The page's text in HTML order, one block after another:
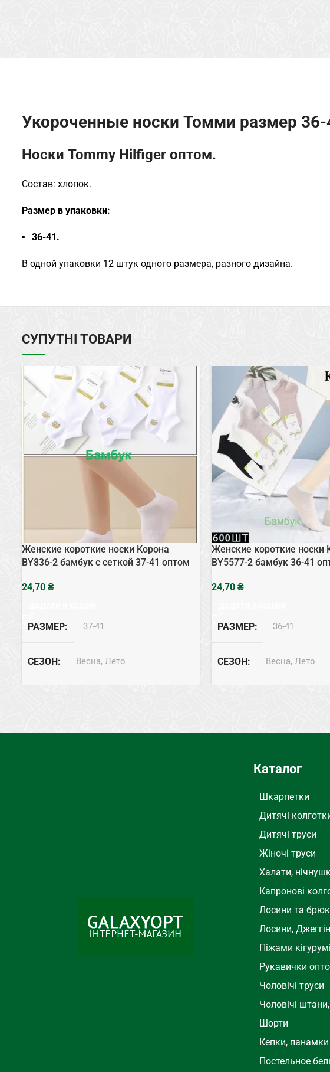
Укороченные носки Томми размер 36-
Носки Tommy Hilfiger оптом.
Состав: хлопок.
Размер в упаковки:
36-41.
В одной упаковки 12 штук одного размера, разного дизайна.
СУПУТНІ ТОВАРИ
Женские короткие носки Корона
BY836-2 бамбук с сеткой 37-41 оптом
₴
РАЗМЕР 37-41
СЕЗОН Весна, Лето
ЦВЕТ Белый
Женские короткие носки
BY5577-2 бамбук 36-41
₴
РАЗМЕР 36-41
СЕЗОН Весна, Лето
Каталог
Шкарпетки
Дитячі
Дитячі труси
Жіночі труси
Халати,
Капронові
Лосини та
Лосини,
Піжами кігурумі
Рукавички
Чоловічі труси
Чоловічі
Шорти
Кепки, панамки
Постельное